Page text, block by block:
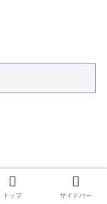
トップ サイドバー